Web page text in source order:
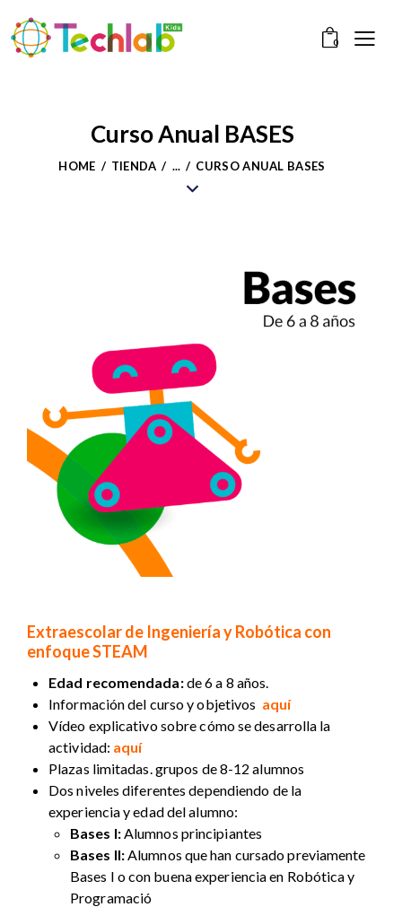
0
Curso Anual BASES
HOME TIENDA ... CURSO ANUAL BASES
Extraescolar de Ingeniería y Robótica con
enfoque STEAM
Edad recomendada:de 6 a 8 años.
Información del curso y objetivos aquí
Vídeo explicativo sobre cómo se desarrolla la
actividad: aquí
Plazas limitadas. grupos de 8-12 alumnos
Dos niveles diferentes dependiendo de la
experiencia y edad del alumno:
Bases I:Alumnos principiantes
Bases II:Alumnos que han cursado previamente
Bases I o con buena experiencia en Robótica y
Programació